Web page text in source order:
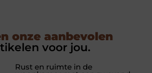
onze aanbevolen
voor jou.
Rust en ruimte in de